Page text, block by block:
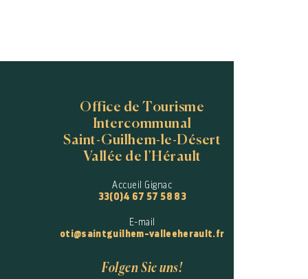
Office de Tourisme
Intercommunal
Saint-Guilhem-le-Désert
Vallée de l'Hérault
Accueil Gignac
33(0)4 67 57 58 83
E-mail
oti@saintguilhem-valleeherault.fr
Folgen Sie uns!